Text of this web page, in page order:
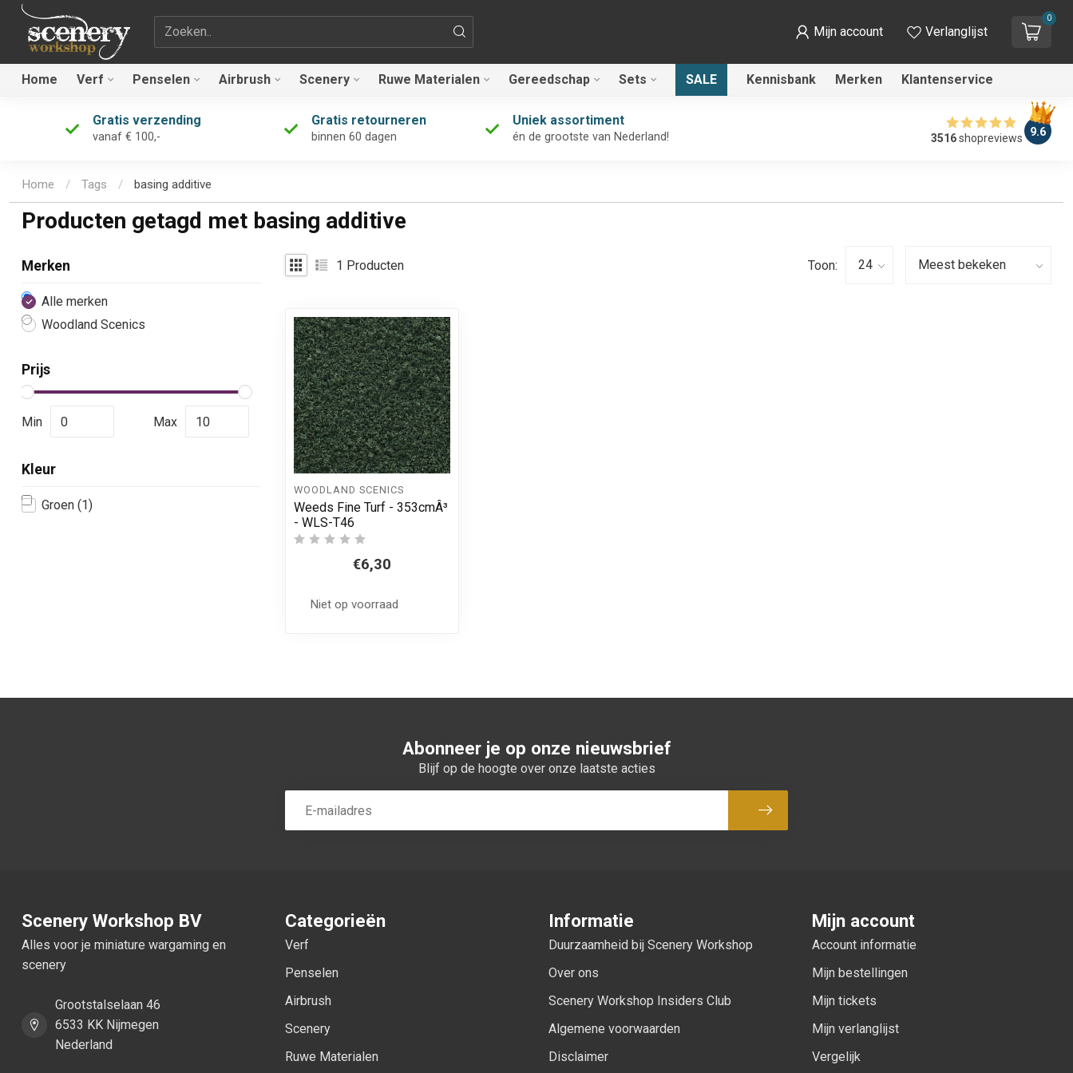
Zoekterm Mijn account Verlanglijst
0
Home Verf Penselen Airbrush Scenery Ruwe Materialen Gereedschap Sets SALE Kennisbank Merken Klantenservice
Gratis verzending
vanaf € 100,-
Gratis retourneren
binnen 60 dagen
Uniek assortiment
én de grootste van Nederland! 3516shopreviews 9.6
Home / Tags / basing additive
Producten getagd met basing additive
Merken
Alle merken
Woodland Scenics
Kleur
Groen (1)
Prijs
Min Max
1 Producten Toon:
WOODLAND SCENICS
Weeds Fine Turf - 353cmÂ³
- WLS-T46
€6,30
Niet op voorraad
Abonneer je op onze nieuwsbrief
Blijf op de hoogte over onze laatste acties
Abonneer
Scenery Workshop BV
Alles voor je miniature wargaming en
scenery
Grootstalselaan 46
6533 KK Nijmegen
Nederland
Categorieën
Verf
Penselen
Airbrush
Scenery
Ruwe Materialen
Informatie
Duurzaamheid bij Scenery Workshop
Over ons
Scenery Workshop Insiders Club
Algemene voorwaarden
Disclaimer
Mijn account
Account informatie
Mijn bestellingen
Mijn tickets
Mijn verlanglijst
Vergelijk